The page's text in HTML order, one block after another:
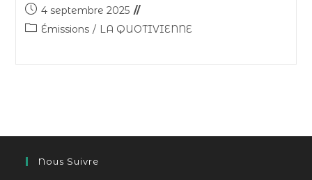
4 septembre 2025
Émissions / LA QUOTIVIENNE
Nous Suivre